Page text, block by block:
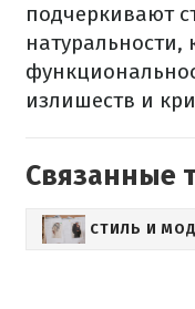
подчеркивают
натуральности,
излишеств и
Связанные
СТИЛЬ И